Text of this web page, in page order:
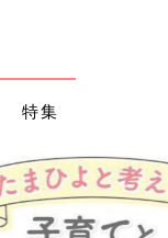
特集